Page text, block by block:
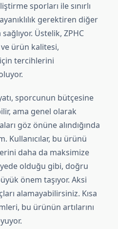
sporları ile sınırlı
gerektiren diğer
Üstelik, ZPHC
ürün kalitesi,
için tercihlerini
sporcunun bütçesine
ama genel olarak
göz önüne alındığında
Kullanıcılar, bu ürünü
daha da maksimize
olduğu gibi, doğru
önem taşıyor. Aksi
alamayabilirsiniz. Kısa
bu ürünün artılarını